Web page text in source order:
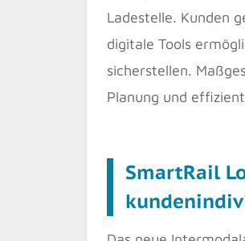
Ladestelle. Kunden
digitale Tools
sicherstellen.
Planung und
SmartRail